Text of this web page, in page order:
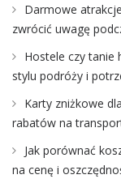
Darmowe
zwrócić uwagę
Hostele czy tanie
stylu podróży i
Karty zniżkowe
rabatów na
Jak porównać
na cenę i